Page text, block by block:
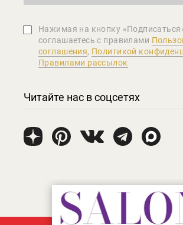
Нажимая на кнопку
соглашаетеcь с правилами
соглашения, Политикой
Правилами рассылок
Читайте нас в соцсетях